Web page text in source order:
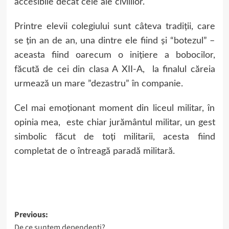
Printre elevii colegiului sunt câteva tradiții, care
se țin an de an, una dintre ele fiind și “botezul” –
aceasta fiind oarecum o inițiere a bobocilor,
făcută de cei din clasa A XII-A, la finalul căreia
urmează un mare ”dezastru” în companie.
Cel mai emoționant moment din liceul militar, în
opinia mea, este chiar jurământul militar, un gest
simbolic făcut de toți militarii, acesta fiind
completat de o întreagă paradă militară.
Post
Previous: